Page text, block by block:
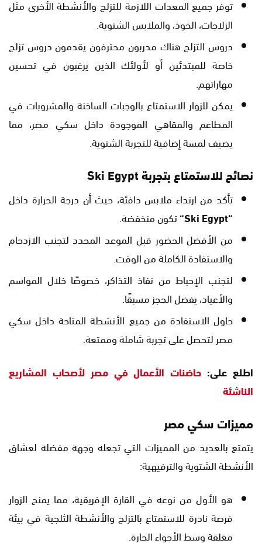
توفر جميع المعدات اللازمة للتزلج والأنشطة الأخرى مثل
الزلاجات، الخوذ، والملابس الشتوية.
دروس التزلج هناك مدربون محترفون يقدمون دروس تزلج
خاصة للمبتدئين أو لأولئك الذين يرغبون في تحسين
مهاراتهم.
يمكن للزوار الاستمتاع بالوجبات الساخنة والمشروبات في
المطاعم والمقاهي الموجودة داخل سكي مصر، مما
يضيف لمسة إضافية للتجربة الشتوية.
نصائح للاستمتاع بتجربة‎Ski Egypt‎
تأكد من ارتداء ملابس دافئة، حيث أن درجة الحرارة داخل
“
‎Ski Egypt‎
“تكون منخفضة.
من الأفضل الحضور قبل الموعد المحدد لتجنب الازدحام
والاستفادة الكاملة من الوقت.
لتجنب الإحباط من نفاذ التذاكر، خصوصًا خلال المواسم
والأعياد، يفضل الحجز مسبقًا.
حاول الاستفادة من جميع الأنشطة المتاحة داخل سكي
مصر لتحصل على تجربة شاملة وممتعة.
اطلع على: حاضنات الأعمال في مصر لأصحاب المشاريع
الناشئة
مميزات سكي مصر
يتمتع بالعديد من المميزات التي تجعله وجهة مفضلة لعشاق
الأنشطة الشتوية والترفيهية:
هو الأول من نوعه في القارة الإفريقية، مما يمنح الزوار
فرصة نادرة للاستمتاع بالتزلج والأنشطة الثلجية في بيئة
مغلقة وسط الأجواء الحارة.